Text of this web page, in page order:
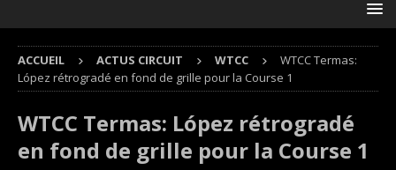
ACCUEIL ACTUS CIRCUIT WTCC
WTCC Termas:
López rétrogradé en fond de grille pour la Course 1
WTCC Termas: López rétrogradé
en fond de grille pour la Course 1